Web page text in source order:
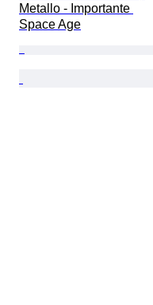
Metallo - Importante
Space Age